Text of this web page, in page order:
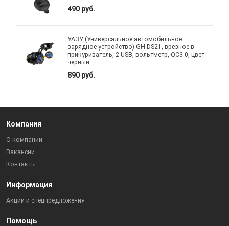
490 руб.
УАЗУ (Универсальное автомобильное
зарядное устройство) GH-DS21, врезное в
прикуриватель, 2 USB, вольтметр, QC3.0, цвет
черный
890 руб.
Компания
О компании
Вакансии
Контакты
Информация
Акции и спецпредложения
Помощь